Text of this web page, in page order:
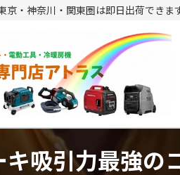
・神奈川・関東圏は即日出荷できます
吸引力最強の